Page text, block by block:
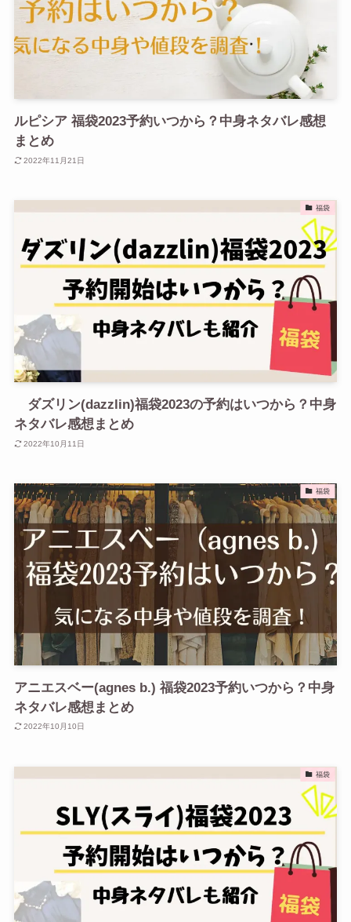
ルピシア 福袋2023予約いつから？中身ネタバレ感想
まとめ
2022年11月21日
福袋
ダズリン(dazzlin)福袋2023の予約はいつから？中身
ネタバレ感想まとめ
2022年10月11日
福袋
アニエスベー(agnes b.) 福袋2023予約いつから？中身
ネタバレ感想まとめ
2022年10月10日
福袋